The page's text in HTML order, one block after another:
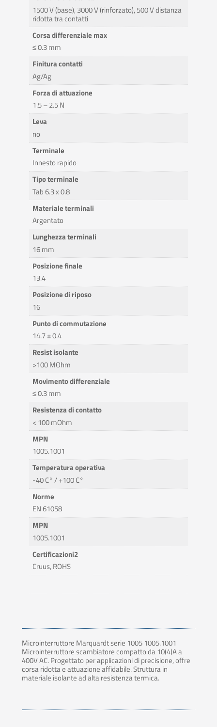
1500 V (base), 3000 V (rinforzato), 500 V distanza
ridotta tra contatti
Corsa differenziale max
≤ 0.3 mm
Finitura contatti
Ag/Ag
Forza di attuazione
1.5 – 2.5 N
Leva
no
Terminale
Innesto rapido
Tipo terminale
Tab 6.3 x 0.8
Materiale terminali
Argentato
Lunghezza terminali
16 mm
Posizione finale
13.4
Posizione di riposo
16
Punto di commutazione
14.7 ± 0.4
Resist isolante
>100 MOhm
Movimento differenziale
≤ 0.3 mm
Resistenza di contatto
< 100 mOhm
MPN
1005.1001
Temperatura operativa
-40 C° / +100 C°
Norme
EN 61058
MPN
1005.1001
Certificazioni2
Cruus, ROHS
Microinterruttore Marquardt serie 1005 1005.1001
Microinterruttore scambiatore compatto da 10(4)A a
400V AC. Progettato per applicazioni di precisione, offre
corsa ridotta e attuazione affidabile. Struttura in
materiale isolante ad alta resistenza termica.